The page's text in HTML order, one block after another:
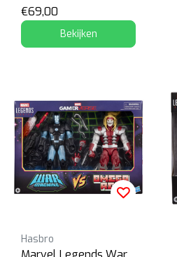
€69,00
Bekijken
Hasbro